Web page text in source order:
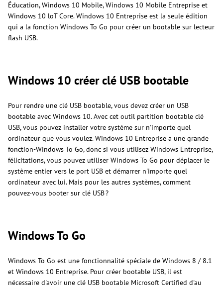
Éducation, Windows 10 Mobile, Windows 10 Mobile Entreprise et
Windows 10 loT Core. Windows 10 Entreprise est la seule édition
qui a la fonction Windows To Go pour créer un bootable sur lecteur
flash USB.
Windows 10 créer clé USB bootable
Pour rendre une clé USB bootable, vous devez créer un USB
bootable avec Windows 10. Avec cet outil partition bootable clé
USB, vous pouvez installer votre système sur n'importe quel
ordinateur que vous voulez. Windows 10 Entreprise a une grande
fonction-Windows To Go, donc si vous utilisez Windows Entreprise,
félicitations, vous pouvez utiliser Windows To Go pour déplacer le
système entier vers le port USB et démarrer n'importe quel
ordinateur avec lui. Mais pour les autres systèmes, comment
pouvez-vous booter sur clé USB ?
Windows To Go
Windows To Go est une fonctionnalité spéciale de Windows 8 / 8.1
et Windows 10 Entreprise. Pour créer bootable USB, il est
nécessaire d'avoir une clé USB bootable Microsoft Certified d'au